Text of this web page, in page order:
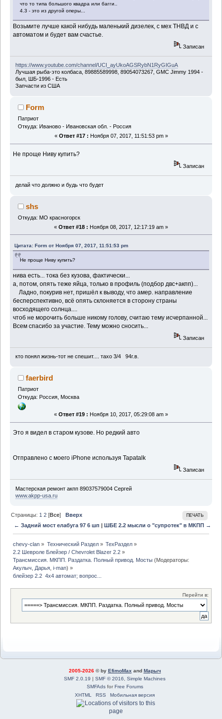
что то типа большого квадра или багги..
4.3 - это из другой оперы...
Возьмите лучше какой нибудь маленький дизелек, с мех ТНВД и с
автоматом и будет вам счастье.
Записан
https://www.youtube.com/channel/UCI_ayUkoAGSRybN1RyGIGuA
Лучшая рыба-это колбаса, 89885589998, 89054073267, GMC Jimmy 1994 -
был, ШБ-1996 - Есть
Запчасти из США
Form
Патриот
Откуда: Иваново - Ивановская обл. - Россия
« Ответ #17 : Ноября 07, 2017, 11:51:53 pm »
Не проще Ниву купить?
Записан
делай что должно и будь что будет
shs
Откуда: МО красногорск
« Ответ #18 : Ноября 08, 2017, 12:17:19 am »
Цитата: Form от Ноября 07, 2017, 11:51:53 pm
Не проще Ниву купить?
нива есть... тока без кузова, фактически...
а, потом, опять теже яйца, только в профиль (подбор двс+акпп)...
Ладно, покурив нет, пришёл к выводу, что амер. направление
бесперспективно, всё опять склоняется в сторону страны
восходящего солнца....
чтоб не морочить больше никому голову, считаю тему исчерпанной...
Всем спасибо за участие. Тему можно сносить...
Записан
кто понял жизнь-тот не спешит.... тахо 3/4 94г.в.
faerbird
Патриот
Откуда: Россия, Москва
« Ответ #19 : Ноября 10, 2017, 05:29:08 am »
Это я видел в старом кузове. Но редкий авто
Отправлено с моего iPhone используя Tapatalk
Записан
Мастерская ремонт акпп 89037579004 Сергей
www.akpp-usa.ru
ПЕЧАТЬ
Страницы: 1 2 [Все]Вверх
← Задний мост елабуга 97 6 шп | ШБЕ 2.2 мысли о "супротек" в МКПП →
chevy-clan » Технический Раздел» ТехРаздел»
2.2 Шевроле Блейзер / Chevrolet Blazer 2.2 »
Трансмиссия. МКПП. Раздатка. Полный привод. Мосты (Модераторы:
Акулыч
Дарья ,i-man) »
блейзер 2.2  4х4 автомат; вопрос...
Перейти в:
2005-2026© by EfimoMax and Марыч
SMF 2.0.19 | SMF © 2016
Simple Machines
SMFAdsforFree Forums
XHTML
RSS Мобильная версия